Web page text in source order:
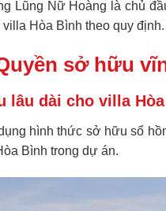
Lũng Nữ Hoàng là chủ
villa Hòa Bình theo quy định.
sở hữu
lâu dài cho villa
hình thức sở hữu sổ
Bình trong dự án.